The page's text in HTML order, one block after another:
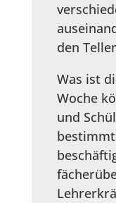
den
Was ist
Woche
und